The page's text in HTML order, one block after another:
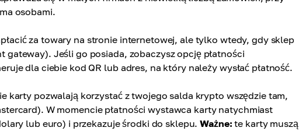
osobami.
za towary na stronie internetowej, ale tylko wtedy, gdy sklep
Jeśli go posiada, zobaczysz opcję płatności
dla ciebie kod QR lub adres, na który należy wysłać płatność.
karty pozwalają korzystać z twojego salda krypto wszędzie tam,
W momencie płatności wystawca karty natychmiast
lub euro) i przekazuje środki do sklepu.Ważne: te karty muszą